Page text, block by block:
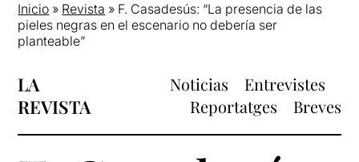
Inicio » Revista » F. Casadesús: “La presencia de las
pieles negras en el escenario no debería ser
planteable”
LA
REVISTA
Noticias
Entrevistes
Reportatges
Breves